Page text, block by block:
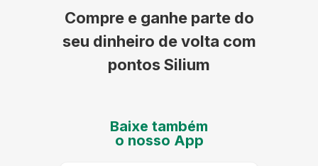
Compre e ganhe parte do
seu dinheiro de volta com
pontos Silium
Baixe também
o nosso App